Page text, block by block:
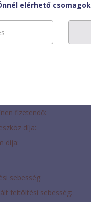
hűségidővel 50000 Ft/hó
fizetendő:
díja:
díja:
sebesség:
feltöltési sebesség:
elérhető